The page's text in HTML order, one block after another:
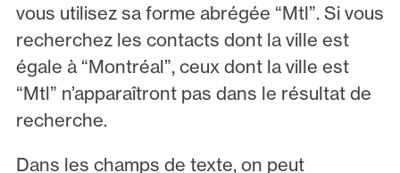
vous utilisez sa forme abrégée “Mtl”. Si vous
recherchez les contacts dont la ville est
égale à “Montréal”, ceux dont la ville est
“Mtl” n’apparaîtront pas dans le résultat de
recherche.
Dans les champs de texte, on peut